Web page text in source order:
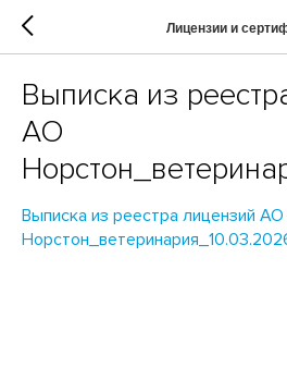
Лицензии и
Выписка из
АО
Выписка из реестра лицензий АО